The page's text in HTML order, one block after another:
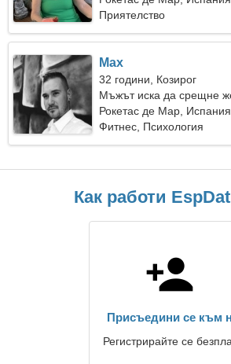
Приятелство
Max
32 години, Козирог
Мъжът иска да срещне
Рокетас де Мар, Испания
Фитнес, Психология
Как работи
Присъедини се към
Регистрирайте се